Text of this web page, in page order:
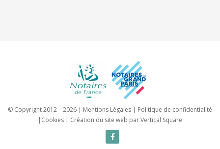
© Copyright 2012 – 2026 | Mentions Légales | Politique de confidentialité
| Cookies | Création du site web par Vertical Square